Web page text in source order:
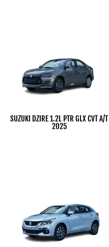
SUZUKI DZIRE 1.2L PTR GLX CVT A/T
2025